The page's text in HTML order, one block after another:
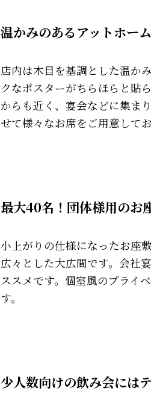
温かみのあるアットホー
店内は木目を基調とした温か
クなポスターがちらほらと貼
からも近く、宴会などに集ま
せて様々なお席をご用意してお
最大40名！団体様用のお
小上がりの仕様になったお座
広々とした大広間です。会社
ススメです。個室風のプライ
す。
少人数向けの飲み会には